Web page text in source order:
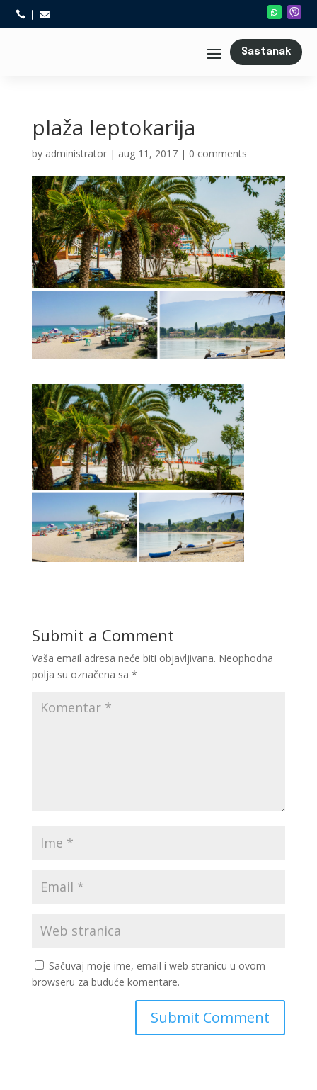
 
Sastanak
plaža leptokarija
by administrator| aug 11, 2017| 0 comments
Submit a Comment
Vaša email adresa neće biti objavljivana. Neophodna
polja su označena sa *
Sačuvaj moje ime, email i web stranicu u ovom
browseru za buduće komentare.